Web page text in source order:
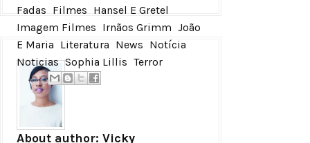
Fadas Filmes Hansel E Gretel
Imagem Filmes Irnãos Grimm João
E Maria Literatura News Notícia
Noticias Sophia Lillis Terror
About author: Vicky